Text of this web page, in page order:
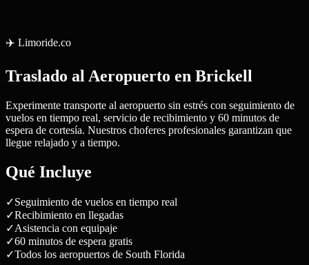
✈️ Limoride.co
Traslado al Aeropuerto en Brickell
Experimente transporte al aeropuerto sin estrés con seguimiento de
vuelos en tiempo real, servicio de recibimiento y 60 minutos de
espera de cortesía. Nuestros choferes profesionales garantizan que
llegue relajado y a tiempo.
Qué Incluye
✓Seguimiento de vuelos en tiempo real
✓Recibimiento en llegadas
✓Asistencia con equipaje
✓60 minutos de espera gratis
✓Todos los aeropuertos de South Florida